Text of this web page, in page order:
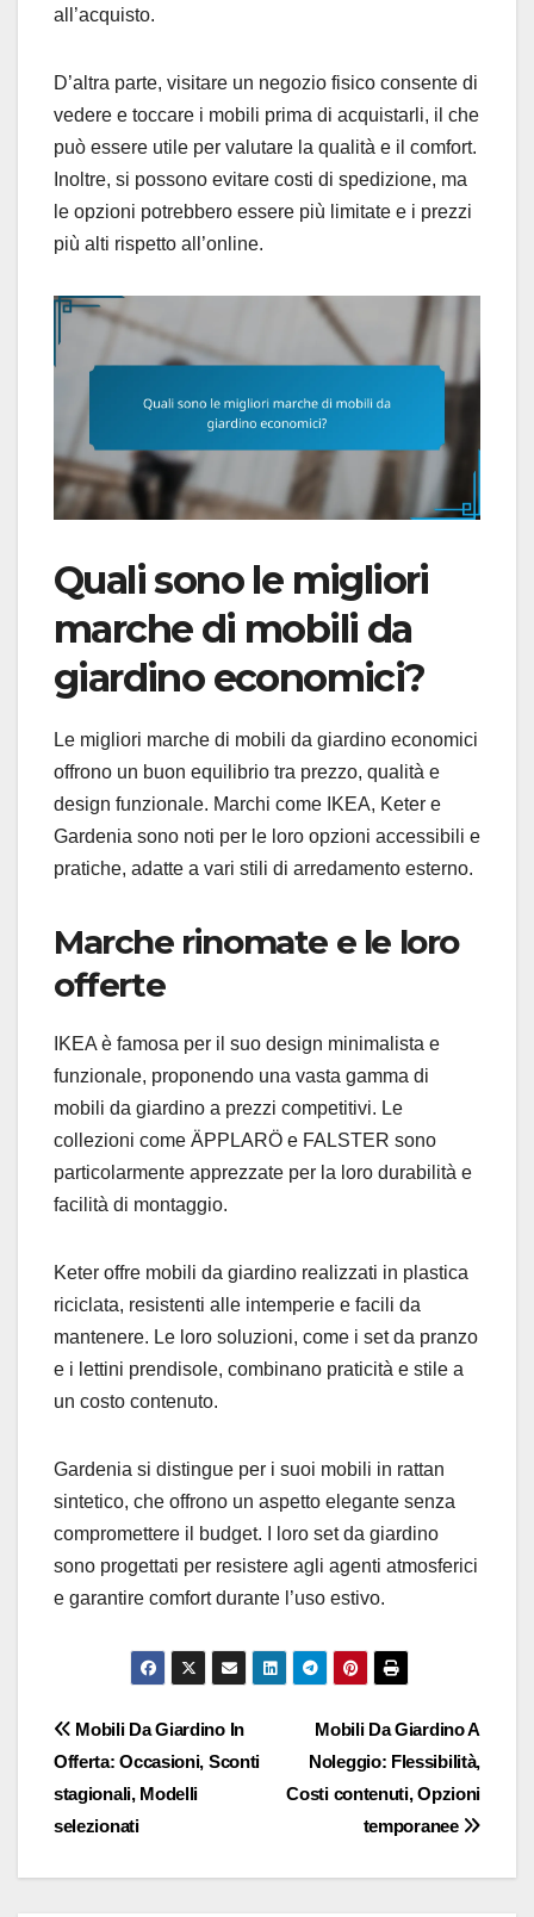
all’acquisto.
D’altra parte, visitare un negozio fisico consente di
vedere e toccare i mobili prima di acquistarli, il che
può essere utile per valutare la qualità e il comfort.
Inoltre, si possono evitare costi di spedizione, ma
le opzioni potrebbero essere più limitate e i prezzi
più alti rispetto all’online.
Quali sono le migliori
marche di mobili da
giardino economici?
Le migliori marche di mobili da giardino economici
offrono un buon equilibrio tra prezzo, qualità e
design funzionale. Marchi come IKEA, Keter e
Gardenia sono noti per le loro opzioni accessibili e
pratiche, adatte a vari stili di arredamento esterno.
Marche rinomate e le loro
offerte
IKEA è famosa per il suo design minimalista e
funzionale, proponendo una vasta gamma di
mobili da giardino a prezzi competitivi. Le
collezioni come ÄPPLARÖ e FALSTER sono
particolarmente apprezzate per la loro durabilità e
facilità di montaggio.
Keter offre mobili da giardino realizzati in plastica
riciclata, resistenti alle intemperie e facili da
mantenere. Le loro soluzioni, come i set da pranzo
e i lettini prendisole, combinano praticità e stile a
un costo contenuto.
Gardenia si distingue per i suoi mobili in rattan
sintetico, che offrono un aspetto elegante senza
compromettere il budget. I loro set da giardino
sono progettati per resistere agli agenti atmosferici
e garantire comfort durante l’uso estivo.
Post
navigation
Mobili Da Giardino A
Noleggio: Flessibilità,
Costi contenuti, Opzioni
temporanee
Mobili Da Giardino In
Offerta: Occasioni, Sconti
stagionali, Modelli
selezionati